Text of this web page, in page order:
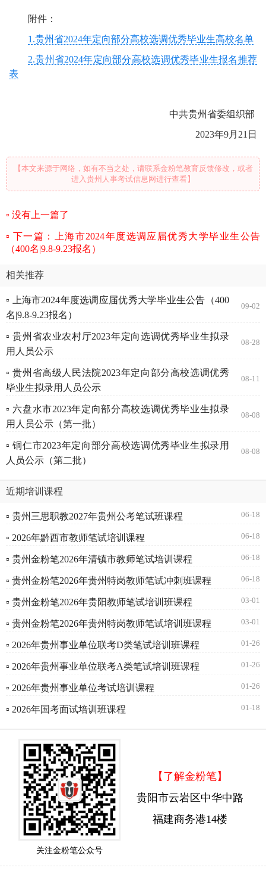
附件：
1.贵州省2024年定向部分高校选调优秀毕业生高校名单
2.贵州省2024年定向部分高校选调优秀毕业生报名推荐
表
中共贵州省委组织部
2023年9月21日
【本文来源于网络，如有不当之处，请联系金粉笔教育反馈修改，或者
进入贵州人事考试信息网进行查看】
没有上一篇了
下一篇：上海市2024年度选调应届优秀大学毕业生公告
（400名|9.8-9.23报名）
相关推荐
▫ 上海市2024年度选调应届优秀大学毕业生公告（400
名|9.8-9.23报名）
09-02
▫ 贵州省农业农村厅2023年定向选调优秀毕业生拟录
用人员公示
08-28
▫ 贵州省高级人民法院2023年定向部分高校选调优秀
毕业生拟录用人员公示
08-11
▫ 六盘水市2023年定向部分高校选调优秀毕业生拟录
用人员公示（第一批）
08-08
▫ 铜仁市2023年定向部分高校选调优秀毕业生拟录用
人员公示（第二批）
08-08
近期培训课程
▫ 贵州三思职教2027年贵州公考笔试班课程 06-18
▫ 2026年黔西市教师笔试培训课程 06-18
▫ 贵州金粉笔2026年清镇市教师笔试培训课程 06-18
▫ 贵州金粉笔2026年贵州特岗教师笔试冲刺班课程 06-18
▫ 贵州金粉笔2026年贵阳教师笔试培训班课程 03-01
▫ 贵州金粉笔2026年贵州特岗教师笔试培训班课程 03-01
▫ 2026年贵州事业单位联考D类笔试培训班课程 01-26
▫ 2026年贵州事业单位联考A类笔试培训班课程 01-26
▫ 2026年贵州事业单位考试培训课程 01-26
▫ 2026年国考面试培训班课程 01-18
关注金粉笔公众号
【了解金粉笔】
贵阳市云岩区中华中路
福建商务港14楼